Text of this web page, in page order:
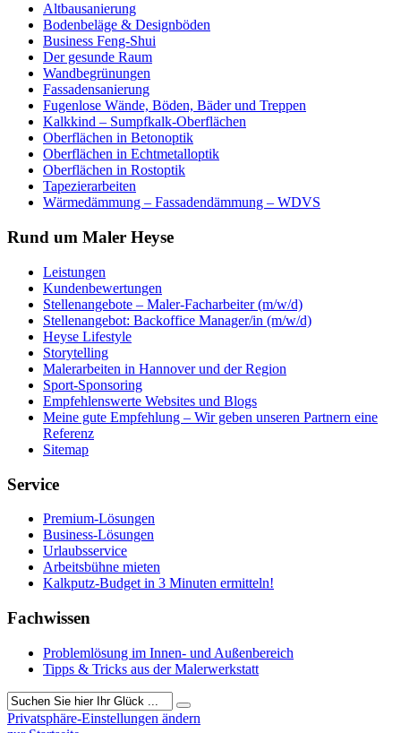
Altbausanierung
Bodenbeläge & Designböden
Business Feng-Shui
Der gesunde Raum
Wandbegrünungen
Fassadensanierung
Fugenlose Wände, Böden, Bäder und Treppen
Kalkkind – Sumpfkalk-Oberflächen
Oberflächen in Betonoptik
Oberflächen in Echtmetalloptik
Oberflächen in Rostoptik
Tapezierarbeiten
Wärmedämmung – Fassadendämmung – WDVS
Rund um Maler Heyse
Leistungen
Kundenbewertungen
Stellenangebote – Maler-Facharbeiter (m/w/d)
Stellenangebot: Backoffice Manager/in (m/w/d)
Heyse Lifestyle
Storytelling
Malerarbeiten in Hannover und der Region
Sport-Sponsoring
Empfehlenswerte Websites und Blogs
Meine gute Empfehlung – Wir geben unseren Partnern eine
Referenz
Sitemap
Service
Premium-Lösungen
Business-Lösungen
Urlaubsservice
Arbeitsbühne mieten
Kalkputz-Budget in 3 Minuten ermitteln!
Fachwissen
Problemlösung im Innen- und Außenbereich
Tipps & Tricks aus der Malerwerkstatt
Privatsphäre-Einstellungen ändern